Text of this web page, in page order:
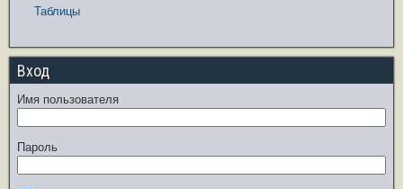
Таблицы
Вход
Имя пользователя
Пароль